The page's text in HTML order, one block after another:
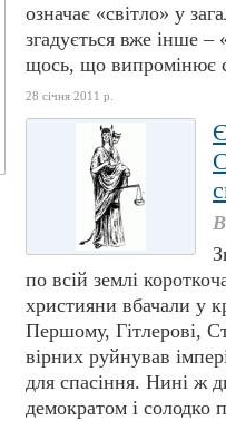
означає «світло» у
згадується вже інше –
щось, що випромінює
28 січня 2011 р.
по всій землі
християни вбачали у
Першому, Гітлерові,
вірних руйнував
для спасіння. Нині ж
демократом і солодко